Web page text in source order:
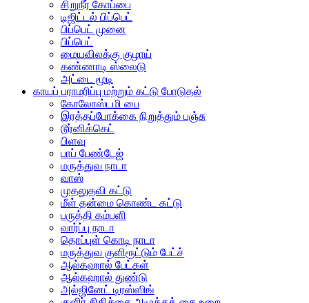
சிறுநீர் கோப்பை
டிஜிட்டல் பிப்பெட்
பிப்பெட் முனை
பிப்பெட்
மையவிலக்கு குழாய்
கண்ணாடி ஸ்லைடு
அட்டை மூடி
காயப் பராமரிப்பு மற்றும் கட்டு போடுதல்
கோலோஸ்டமி பை
இரத்தப்போக்கை நிறுத்தும் பஞ்சு
டூர்னிக்கெட்
பிளவு
பாப் பேண்டேஜ்
மருத்துவ நாடா
வாஸ்
முதலுதவி கட்டு
மீள் தன்மை கொண்ட கட்டு
பருத்தி கம்பளி
வார்ப்பு நாடா
தொப்புள் கொடி நாடா
மருத்துவ குளிரூட்டும் பேட்ச்
ஆல்கஹால் பேட்கள்
ஆல்கஹால் துண்டு
அல்ஜினேட் டிரஸ்ஸிங்